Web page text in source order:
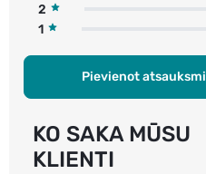
2
1
Pievienot atsauksmi
KO SAKA MŪSU
KLIENTI